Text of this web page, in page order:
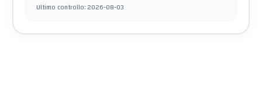
Ultimo controllo:2026-08-03